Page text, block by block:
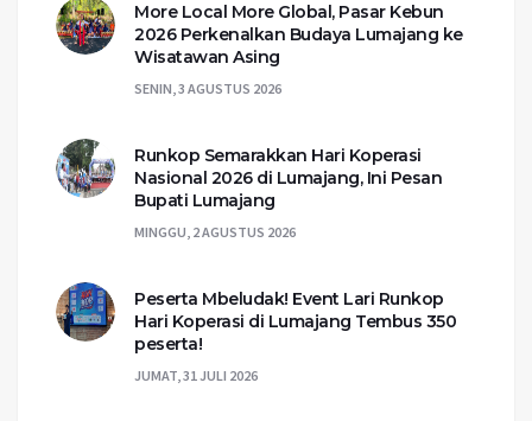
More Local More Global, Pasar Kebun
2026 Perkenalkan Budaya Lumajang ke
Wisatawan Asing
SENIN, 3 AGUSTUS 2026
Runkop Semarakkan Hari Koperasi
Nasional 2026 di Lumajang, Ini Pesan
Bupati Lumajang
MINGGU, 2 AGUSTUS 2026
Peserta Mbeludak! Event Lari Runkop
Hari Koperasi di Lumajang Tembus 350
peserta!
JUMAT, 31 JULI 2026